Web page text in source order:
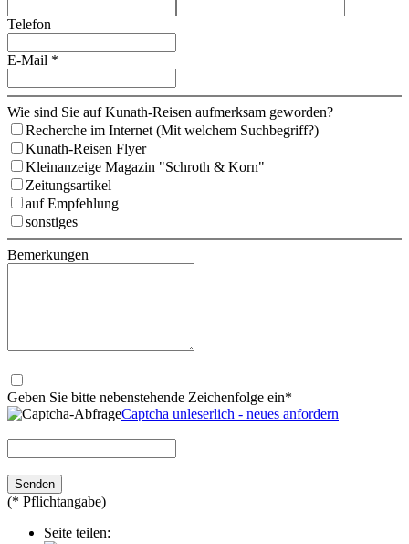
Telefon
E-Mail *
Wie sind Sie auf Kunath-Reisen aufmerksam geworden?
Recherche im Internet (Mit welchem Suchbegriff?)
Kunath-Reisen Flyer
Kleinanzeige Magazin "Schroth & Korn"
Zeitungsartikel
auf Empfehlung
sonstiges
Bemerkungen
Geben Sie bitte nebenstehende Zeichenfolge ein*
Captcha unleserlich - neues anfordern
(* Pflichtangabe)
Seite teilen: